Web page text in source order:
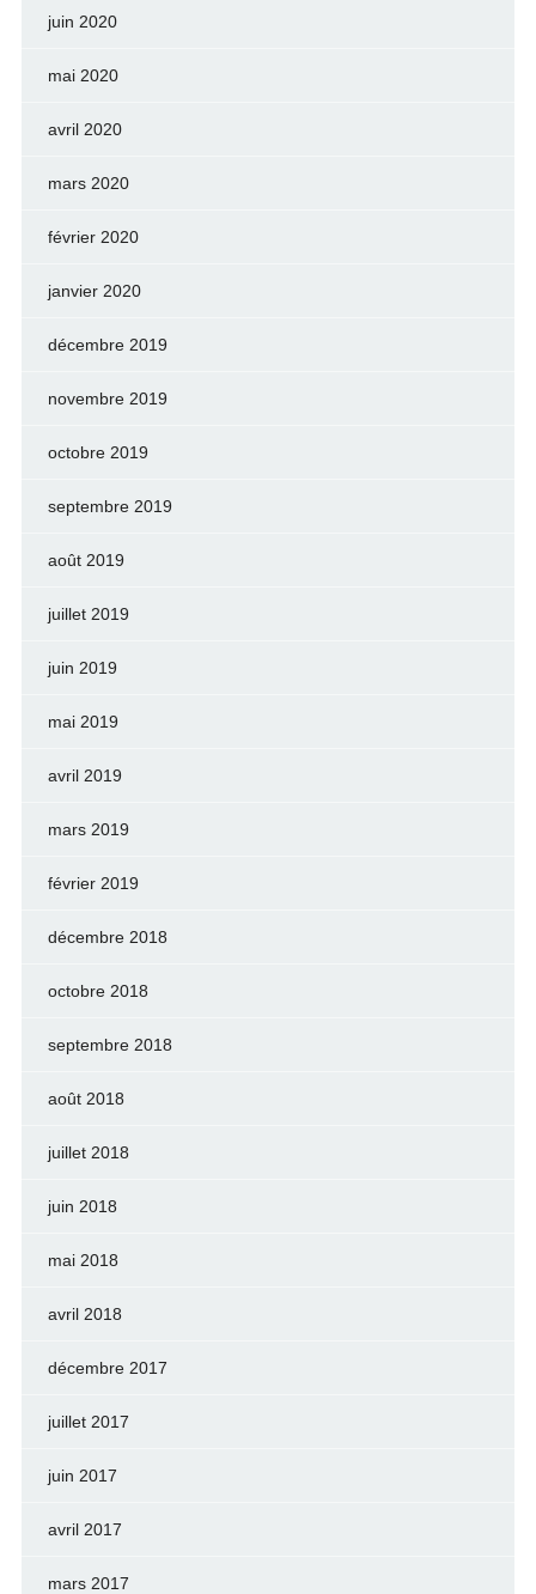
juin 2020
mai 2020
avril 2020
mars 2020
février 2020
janvier 2020
décembre 2019
novembre 2019
octobre 2019
septembre 2019
août 2019
juillet 2019
juin 2019
mai 2019
avril 2019
mars 2019
février 2019
décembre 2018
octobre 2018
septembre 2018
août 2018
juillet 2018
juin 2018
mai 2018
avril 2018
décembre 2017
juillet 2017
juin 2017
avril 2017
mars 2017